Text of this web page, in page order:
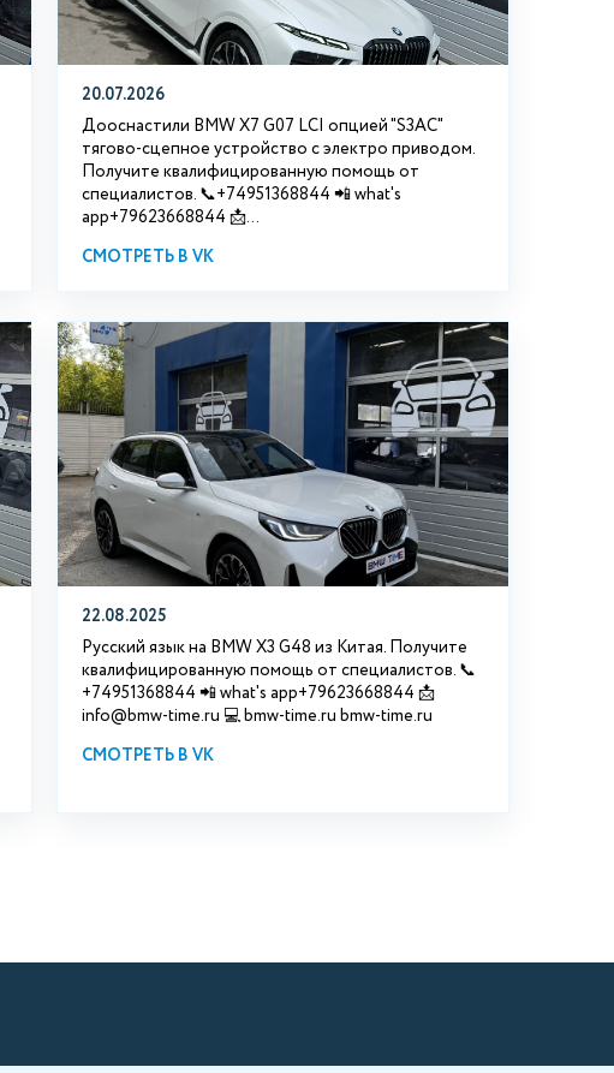
20.07.2026
Дооснастили BMW Х7 G07 LCI опцией "S3АС"
тягово-сцепное устройство с электро приводом.
Получите квалифицированную помощь от
специалистов. 📞+74951368844 📲 what's
app+79623668844 📩...
СМОТРЕТЬ В VK
22.08.2025
Русский язык на BMW X3 G48 из Китая. Получите
квалифицированную помощь от специалистов. 📞
+74951368844 📲 what's app+79623668844 📩
info@bmw-time.ru 💻 bmw-time.ru bmw-time.ru
СМОТРЕТЬ В VK